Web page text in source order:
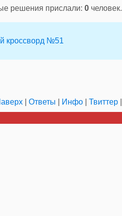
решения прислали: 0 человек.
кроссворд №51
Ответы Инфо Твиттер